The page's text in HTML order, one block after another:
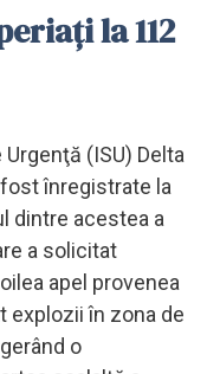
la 112
(ISU) Delta
înregistrate la
dintre acestea a
a solicitat
apel provenea
explozii în zona de
o